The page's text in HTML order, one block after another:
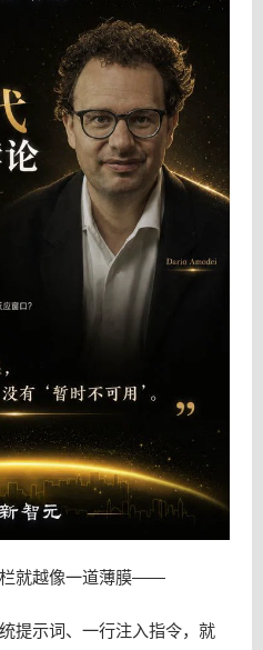
栏就越像一道薄膜——
提示词、一行注入指令，就